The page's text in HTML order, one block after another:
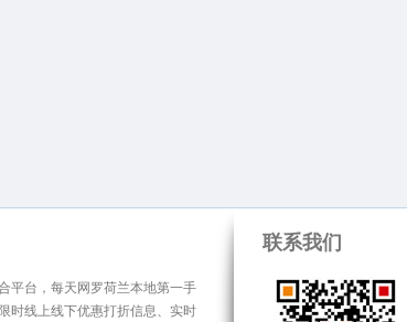
平台，每天网罗荷兰本地第一手
时线上线下优惠打折信息、实时
联系我们